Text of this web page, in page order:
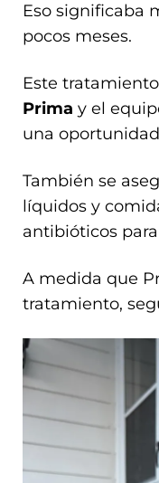
Eso significaba
pocos meses.
Este
Prima y el
una
También se
líquidos y
antibióticos
A medida que
tratamiento,